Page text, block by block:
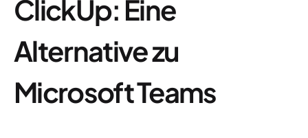
ClickUp: Eine
Alternative zu
Microsoft Teams